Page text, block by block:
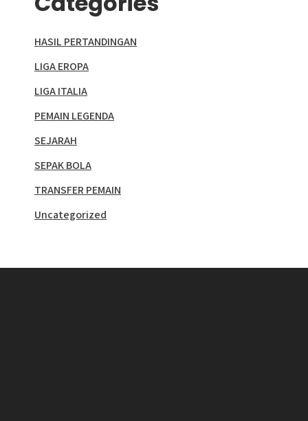
HASIL PERTANDINGAN
LIGA EROPA
LIGA ITALIA
PEMAIN LEGENDA
SEJARAH
SEPAK BOLA
TRANSFER PEMAIN
Uncategorized